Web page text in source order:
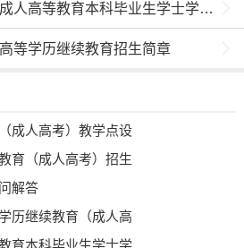
在2.3（即75分）以上。
或补考）取得的学分数：高起本学
过28学分，理工科累计不超过32
，文科累计不超过18学分，理工
考点）合格标准，从签发之日起至
高等教育本科毕业生学士学位实施细则
等学历继续教育招生简章
成人高考）教学点设
育（成人高考）招生
解答
历继续教育（成人高
育本科毕业生学士学